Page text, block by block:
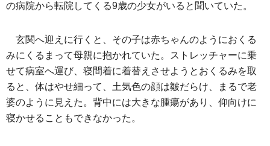
の病院から転院してくる9歳の少女がいると聞いていた。
玄関へ迎えに行くと、その子は赤ちゃんのようにおくる
みにくるまって母親に抱かれていた。ストレッチャーに乗
せて病室へ運び、寝間着に着替えさせようとおくるみを取
ると、体はやせ細って、土気色の顔は皺だらけ、まるで老
婆のように見えた。背中には大きな腫瘍があり、仰向けに
寝かせることもできなかった。